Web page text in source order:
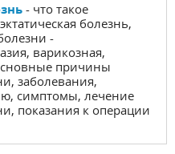
- что такое
болезнь,
-
варикозная,
причины
заболевания,
симптомы, лечение
показания к операции